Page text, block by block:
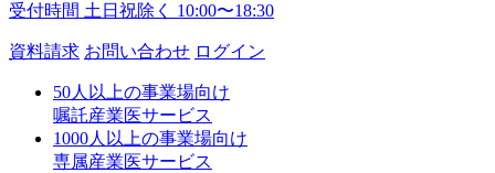
受付時間 土日祝除く 10:00〜18:30
資料請求 お問い合わせ ログイン
50人以上の事業場向け
嘱託産業医サービス
1000人以上の事業場向け
専属産業医サービス